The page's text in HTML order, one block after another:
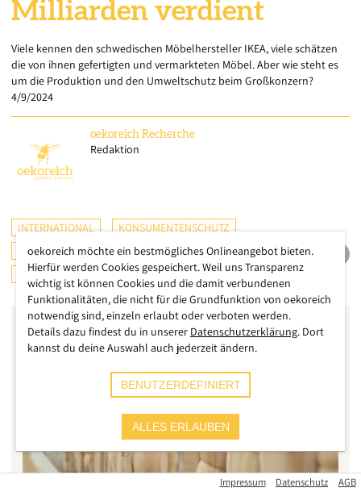
Milliarden verdient
Viele kennen den schwedischen Möbelhersteller IKEA, viele schätzen
die von ihnen gefertigten und vermarkteten Möbel. Aber wie steht es
um die Produktion und den Umweltschutz beim Großkonzern?
4/9/2024
oekoreich Recherche
Redaktion
INTERNATIONAL
KONSUMENTENSCHUTZ
LIEFERKETTENGESETZ
KONSUMDIALOGE
WALD & HOLZ
Impressum Datenschutz AGB
oekoreich möchte ein bestmögliches Onlineangebot bieten.
Hierfür werden Cookies gespeichert. Weil uns Transparenz
wichtig ist können Cookies und die damit verbundenen
Funktionalitäten, die nicht für die Grundfunktion von oekoreich
notwendig sind, einzeln erlaubt oder verboten werden.
Details dazu findest du in unserer Datenschutzerklärung. Dort
kannst du deine Auswahl auch jederzeit ändern.
BENUTZERDEFINIERT
ALLES ERLAUBEN